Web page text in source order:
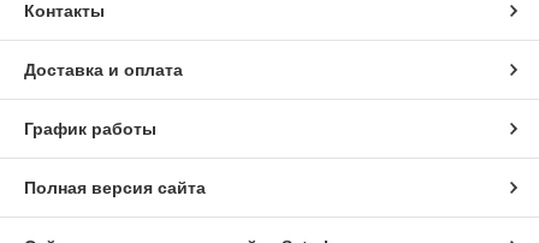
Контакты
Доставка и оплата
График работы
Полная версия сайта